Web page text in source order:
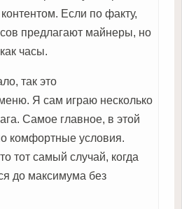
Если по факту,
предлагают майнеры, но
часы.
так это
Я сам играю несколько
Самое главное, в этой
комфортные условия.
тот самый случай, когда
до максимума без